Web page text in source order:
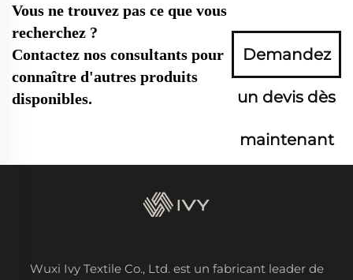
Vous ne trouvez pas ce que vous
recherchez ?
Contactez nos consultants pour
connaître d'autres produits
disponibles.
Demandez
un devis dès
maintenant
Wuxi Ivy Textile Co., Ltd. est un fabricant leader de